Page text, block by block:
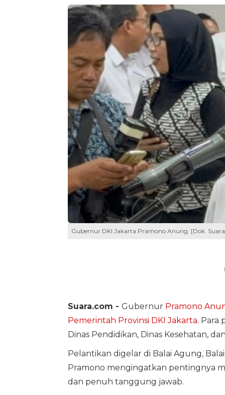
Gubernur DKI Jakarta Pramono Anung. [Dok.
Suara.com - Gubernur Pramono
Pemerintah Provinsi DKI Jakarta. Para
Dinas Pendidikan, Dinas Kesehatan,
Pelantikan digelar di Balai Agung,
Pramono mengingatkan pentingnya
dan penuh tanggung jawab.